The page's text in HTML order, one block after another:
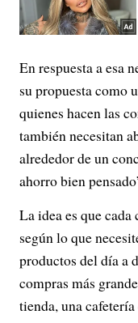
En respuesta a esa
su propuesta como
quienes hacen las
también necesitan
alrededor de un
ahorro bien
La idea es que
según lo que
productos del día a
compras más
tienda, una